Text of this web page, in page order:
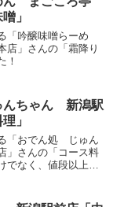
」
「吟醸味噌らーめ
」さんの「霜降り
！
ちゃん 新潟駅
」
「おでん処 じゅん
さんの「コース料
でなく、値段以上の